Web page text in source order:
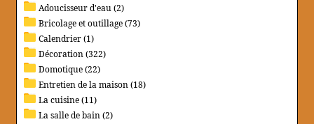
Adoucisseur d'eau (2)
Bricolage et outillage (73)
Calendrier (1)
Décoration (322)
Domotique (22)
Entretien de la maison (18)
La cuisine (11)
La salle de bain (2)